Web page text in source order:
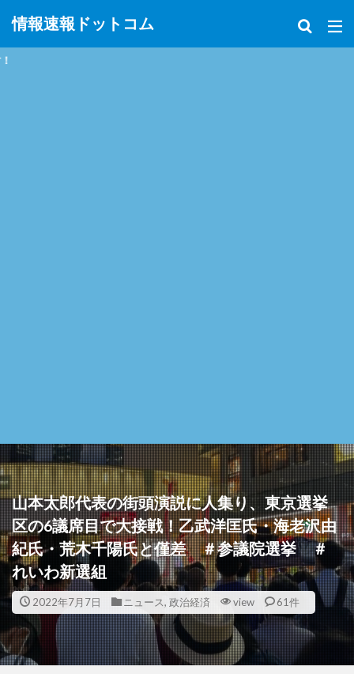
情報速報ドットコム
山本太郎代表の街頭演説に人集り、東京選挙
区の6議席目で大接戦！乙武洋匡氏・海老沢由
紀氏・荒木千陽氏と僅差 ＃参議院選挙 ＃
れいわ新選組
2022年7月7日 ニュース, 政治経済 view 61件